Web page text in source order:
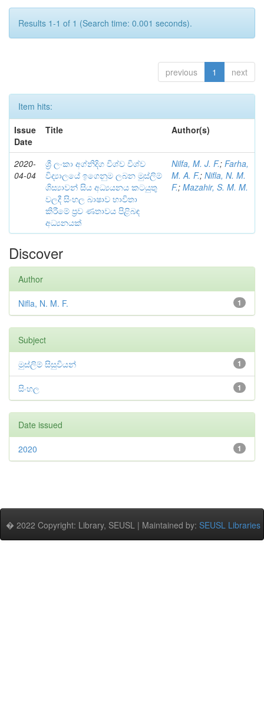
Results 1-1 of 1 (Search time: 0.001 seconds).
previous 1 next
Item hits:
Issue
Date
Title Author(s)
2020-
04-04
ශ්‍රී ලංකා අග්නිදිග විශ්ව විශ්ව
විද්‍යාලයේ ඉගෙනුම ලබන මුස්ලිම්
ශිස්‍යාවන් සිය අධ්‍යයනය කටයුතු
වලදී සිංහල බාෂාව භාවිතා
කිරීමේ ප්‍රව ණතාවය පිළිබඳ
අධ්‍යනයක්
Nilfa, M. J. F.; Farha,
M. A. F.; Nifla, N. M.
F.; Mazahir, S. M. M.
Discover
Author
1
Nifla, N. M. F.
Subject
1
මුස්ලිම් සිසුවියන්
1
සිංහල
Date issued
1
2020
� 2022 Copyright: Library, SEUSL | Maintained by: SEUSL Libraries